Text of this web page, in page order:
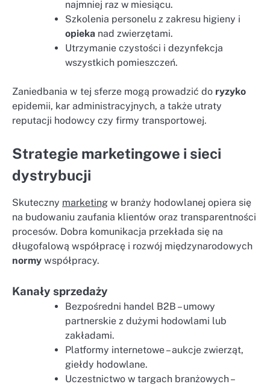
najmniej raz w miesiącu.
Szkolenia personelu z zakresu higieny i
opieka nad zwierzętami.
Utrzymanie czystości i dezynfekcja
wszystkich pomieszczeń.
Zaniedbania w tej sferze mogą prowadzić do ryzyko
epidemii, kar administracyjnych, a także utraty
reputacji hodowcy czy firmy transportowej.
Strategie marketingowe i sieci
dystrybucji
Skuteczny marketing w branży hodowlanej opiera się
na budowaniu zaufania klientów oraz transparentności
procesów. Dobra komunikacja przekłada się na
długofalową współpracę i rozwój międzynarodowych
normy współpracy.
Kanały sprzedaży
Bezpośredni handel B2B – umowy
partnerskie z dużymi hodowlami lub
zakładami.
Platformy internetowe – aukcje zwierząt,
giełdy hodowlane.
Uczestnictwo w targach branżowych –